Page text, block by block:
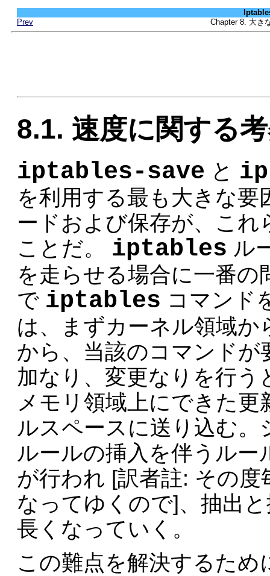
Prev
Chapter 8. 大き
8.1. 速度に関する
iptables-save と
を利用する最も大きな
ードおよび保存が、こ
ことだ。 iptables ル
を走らせる場合に一番
で iptables コマンド
は、まずカーネル領域
から、当該のコマンド
加なり、変更なりを行
メモリ領域上にできた
ルスペースに送り込む
ルールの挿入を伴うル
が行われ [訳者註: その
なってゆくので]、抽出
長くなっていく。
この難点を解決するた